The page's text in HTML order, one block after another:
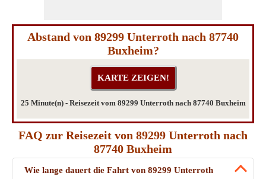
Abstand von 89299 Unterroth nach 87740
Buxheim?
25 Minute(n) - Reisezeit vom 89299 Unterroth nach 87740 Buxheim
FAQ zur Reisezeit von 89299 Unterroth nach
87740 Buxheim
Wie lange dauert die Fahrt von 89299 Unterroth